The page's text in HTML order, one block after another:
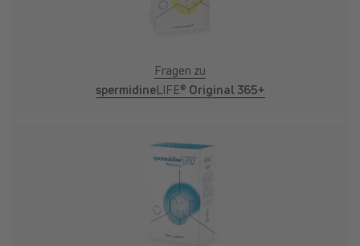
Fragen zu
spermidineLIFE® Original 365+